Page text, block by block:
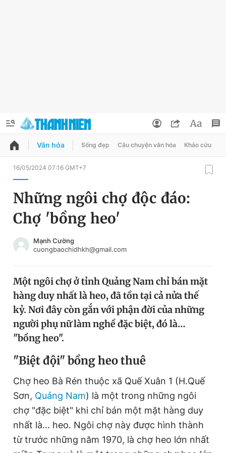
QUẢNG CÁO
Chuyên mục
Chuyên mục khác
Tin thị trường Tin 360
Video Magazine
Sản phẩm khác
Tiện ích Bạn cần biết
Thông tin tòa soạn Liên hệ quảng cáo
Đổi mật khẩu
Tin đã lưu
Tin đã xem
Đăng xuất
Văn hóa Sống đẹp Câu chuyện văn hóa Khảo cứu
16/05/2024 07:16 GMT+7
Những ngôi chợ độc đáo:
Chợ 'bồng heo'
Mạnh Cường
cuongbaochidhkh@gmail.com
Một ngôi chợ ở tỉnh Quảng Nam chỉ bán mặt
hàng duy nhất là heo, đã tồn tại cả nửa thế
kỷ. Nơi đây còn gắn với phận đời của những
người phụ nữ làm nghề đặc biệt, đó là…
"bồng heo".
"Biệt đội" bồng heo thuê
Chợ heo Bà Rén thuộc xã Quế Xuân 1 (H.Quế
Sơn, Quảng Nam) là một trong những ngôi
chợ "đặc biệt" khi chỉ bán một mặt hàng duy
nhất là… heo. Ngôi chợ này được hình thành
từ trước những năm 1970, là chợ heo lớn nhất